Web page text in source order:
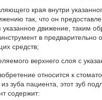
края внутри
так, что он
движение, таким
в
средств;
верхнего слоя с
относится к
зуба пациента, этот зуб
содержит: